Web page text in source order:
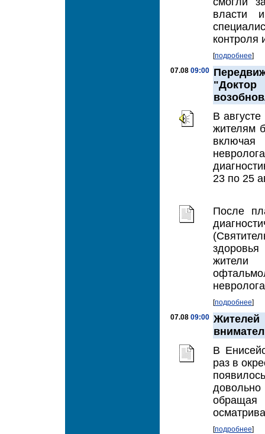
власти
контроля
[подробнее]
07.08 09:00
В
жителям
23 по 25
После
жители
[подробнее]
07.08 09:00
В
раз в
[подробнее]